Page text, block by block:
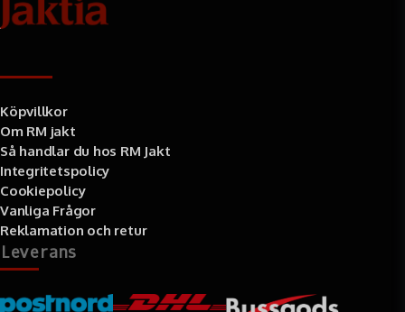
Köpvillkor
Om RM jakt
Så handlar du hos RM Jakt
Integritetspolicy
Cookiepolicy
Vanliga Frågor
Reklamation och retur
Leverans